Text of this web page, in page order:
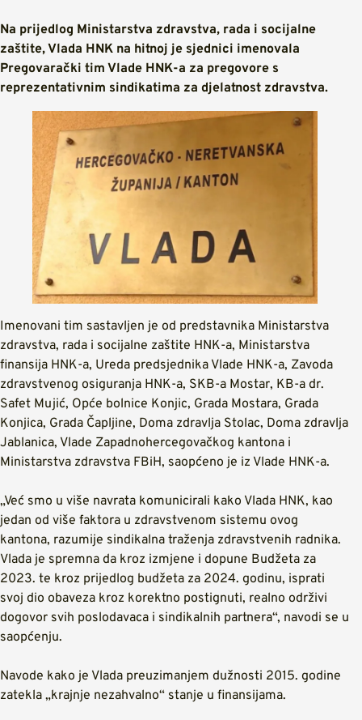
Na prijedlog Ministarstva zdravstva, rada i socijalne
zaštite, Vlada HNK na hitnoj je sjednici imenovala
Pregovarački tim Vlade HNK-a za pregovore s
reprezentativnim sindikatima za djelatnost zdravstva.
Imenovani tim sastavljen je od predstavnika Ministarstva
zdravstva, rada i socijalne zaštite HNK-a, Ministarstva
finansija HNK-a, Ureda predsjednika Vlade HNK-a, Zavoda
zdravstvenog osiguranja HNK-a, SKB-a Mostar, KB-a dr.
Safet Mujić, Opće bolnice Konjic, Grada Mostara, Grada
Konjica, Grada Čapljine, Doma zdravlja Stolac, Doma zdravlja
Jablanica, Vlade Zapadnohercegovačkog kantona i
Ministarstva zdravstva FBiH, saopćeno je iz Vlade HNK-a.
„Već smo u više navrata komunicirali kako Vlada HNK, kao
jedan od više faktora u zdravstvenom sistemu ovog
kantona, razumije sindikalna traženja zdravstvenih radnika.
Vlada je spremna da kroz izmjene i dopune Budžeta za
2023. te kroz prijedlog budžeta za 2024. godinu, isprati
svoj dio obaveza kroz korektno postignuti, realno održivi
dogovor svih poslodavaca i sindikalnih partnera“, navodi se u
saopćenju.
Navode kako je Vlada preuzimanjem dužnosti 2015. godine
zatekla „krajnje nezahvalno“ stanje u finansijama.